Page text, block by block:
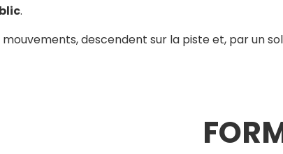
.
mouvements, descendent sur la piste et, par un